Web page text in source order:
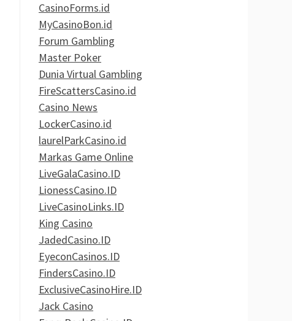
CasinoForms.id
MyCasinoBon.id
Forum Gambling
Master Poker
Dunia Virtual Gambling
FireScattersCasino.id
Casino News
LockerCasino.id
laurelParkCasino.id
Markas Game Online
LiveGalaCasino.ID
LionessCasino.ID
LiveCasinoLinks.ID
King Casino
JadedCasino.ID
EyeconCasinos.ID
FindersCasino.ID
ExclusiveCasinoHire.ID
Jack Casino